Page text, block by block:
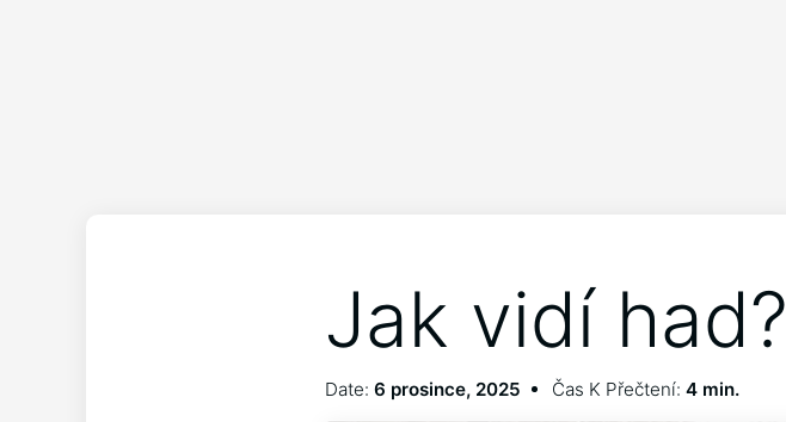
Jak vidí had?
Date: 6 prosince, 2025 Čas K Přečtení: 4 min.